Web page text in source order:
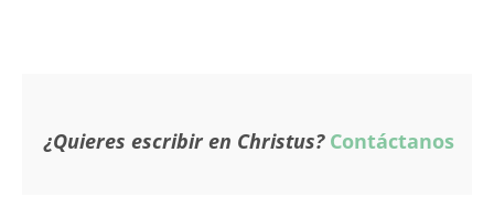
¿Quieres escribir en Christus? Contáctanos